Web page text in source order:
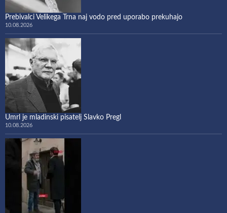
Prebivalci Velikega Trna naj vodo pred uporabo prekuhajo
10.08.2026
Umrl je mladinski pisatelj Slavko Pregl
10.08.2026